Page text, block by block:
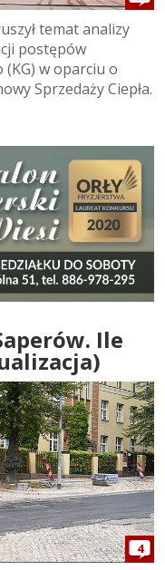
temat analizy
postępów
w oparciu o
Sprzedaży Ciepła.
Ile
4